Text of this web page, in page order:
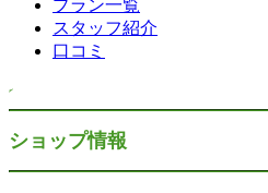
プラン一覧
スタッフ紹介
口コミ
ショップ情報